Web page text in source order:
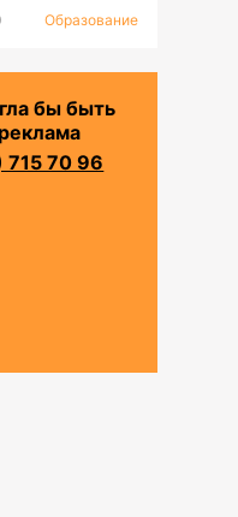
Образование
бы быть
715 70 96